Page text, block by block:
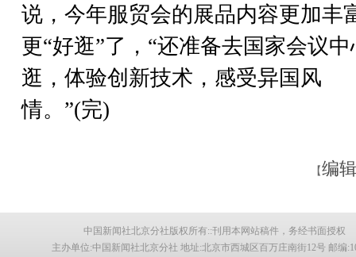
说，今年服贸会的展品内容更加丰
更“好逛”了，“还准备去国家会议
逛，体验创新技术，感受异国风
情。”(完)
【编
中国新闻社北京分社版权所有::刊用本网站稿件，务经书面授权
主办单位:中国新闻社北京分社 地址:北京市西城区百万庄南街12号 邮编